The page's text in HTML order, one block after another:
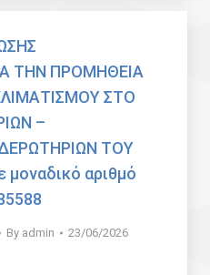
ΤΗΝ ΠΡΟΜΗΘΕΙΑ
ΣΤΟ
–
ΤΟΥ
αριθμό
By admin 23/06/2026